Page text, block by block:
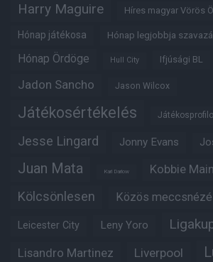
Harry Maguire Híres magyar Vörös
Hónap játékosa Hónap legjobbja
Hónap Ördöge Hull City Ifjúsági BL
Jadon Sancho Jason Wilcox
Játékosértékelés
Jesse Lingard Jonny Evans
Juan Mata Karl Darlow Kobbie
Kölcsönlesen Közös
Leicester City Leny Yoro
Lisandro Martinez Liverpool